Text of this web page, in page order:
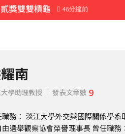
獎雙雙槓龜
46分鐘前
南
學助理教授 發表文章數 9
務： 淡江大學外交與國際關係學
選舉觀察協會榮譽理事長 曾任職